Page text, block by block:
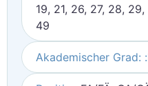
19, 21, 26, 27, 28,
49
Akademischer Grad: :